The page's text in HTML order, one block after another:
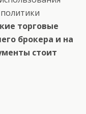
торговые
брокера и на
стоит